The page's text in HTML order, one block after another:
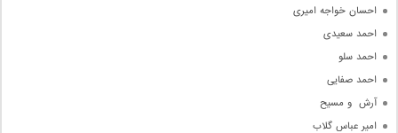
احسان خواجه امیری
احمد سعیدی
احمد سلو
احمد صفایی
آرش  و مسیح
امیر عباس گلاب